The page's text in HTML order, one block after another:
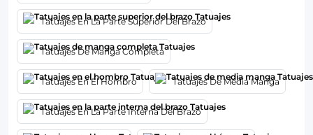
Tatuajes En La Parte Superior Del Brazo
Tatuajes De Manga Completa
Tatuajes En El Hombro Tatuajes De Media Manga
Tatuajes En La Parte Interna Del Brazo